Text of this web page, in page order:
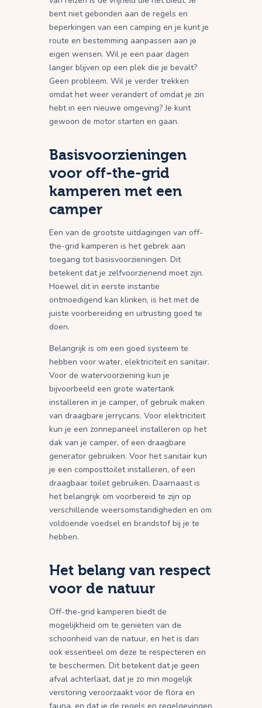
bent niet gebonden aan de regels en
beperkingen van een camping en je kunt je
route en bestemming aanpassen aan je
eigen wensen. Wil je een paar dagen
langer blijven op een plek die je bevalt?
Geen probleem. Wil je verder trekken
omdat het weer verandert of omdat je zin
hebt in een nieuwe omgeving? Je kunt
gewoon de motor starten en gaan.
Basisvoorzieningen
voor off-the-grid
kamperen met een
camper
Een van de grootste uitdagingen van off-
the-grid kamperen is het gebrek aan
toegang tot basisvoorzieningen. Dit
betekent dat je zelfvoorzienend moet zijn.
Hoewel dit in eerste instantie
ontmoedigend kan klinken, is het met de
juiste voorbereiding en uitrusting goed te
doen.
Belangrijk is om een goed systeem te
hebben voor water, elektriciteit en sanitair.
Voor de watervoorziening kun je
bijvoorbeeld een grote watertank
installeren in je camper, of gebruik maken
van draagbare jerrycans. Voor elektriciteit
kun je een zonnepaneel installeren op het
dak van je camper, of een draagbare
generator gebruiken. Voor het sanitair kun
je een composttoilet installeren, of een
draagbaar toilet gebruiken. Daarnaast is
het belangrijk om voorbereid te zijn op
verschillende weersomstandigheden en om
voldoende voedsel en brandstof bij je te
hebben.
Het belang van respect
voor de natuur
Off-the-grid kamperen biedt de
mogelijkheid om te genieten van de
schoonheid van de natuur, en het is dan
ook essentieel om deze te respecteren en
te beschermen. Dit betekent dat je geen
afval achterlaat, dat je zo min mogelijk
verstoring veroorzaakt voor de flora en